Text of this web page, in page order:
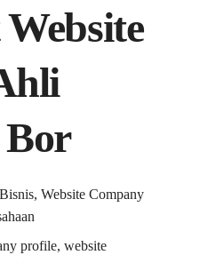
Website Company
profile, website